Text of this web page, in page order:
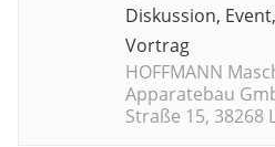
Diskussion, Event,
Vortrag
HOFFMANN
Apparatebau
Straße 15, 38268